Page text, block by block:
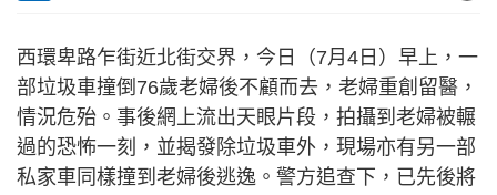
西環卑路乍街近北街交界，今日（7月4日）早上，一
部垃圾車撞倒76歲老婦後不顧而去，老婦重創留醫，
情況危殆。事後網上流出天眼片段，拍攝到老婦被輾
過的恐怖一刻，並揭發除垃圾車外，現場亦有另一部
私家車同樣撞到老婦後逃逸。警方追查下，已先後將